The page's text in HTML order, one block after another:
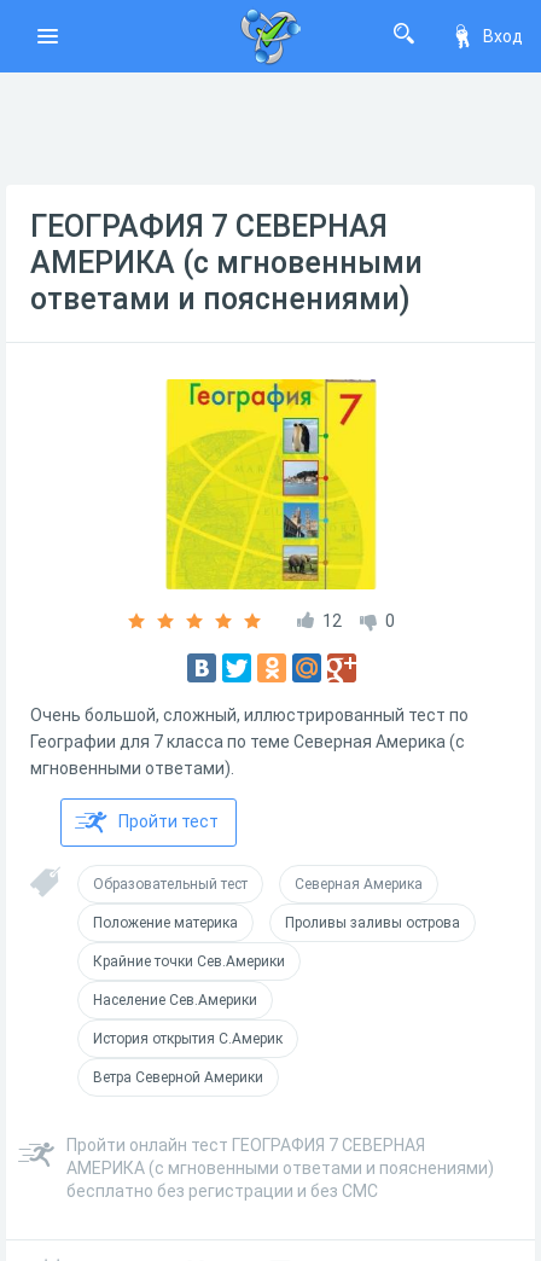
Вход
ГЕОГРАФИЯ 7 СЕВЕРНАЯ
АМЕРИКА (с мгновенными
ответами и пояснениями)
12 0
Очень большой, сложный, иллюстрированный тест по
Географии для 7 класса по теме Северная Америка (с
мгновенными ответами).
Пройти тест
Образовательный тест Северная Америка
Положение материка Проливы заливы острова
Крайние точки Сев.Америки
Население Сев.Америки
История открытия С.Америк
Ветра Северной Америки
Пройти онлайн тест ГЕОГРАФИЯ 7 СЕВЕРНАЯ
АМЕРИКА (с мгновенными ответами и пояснениями)
бесплатно без регистрации и без СМС